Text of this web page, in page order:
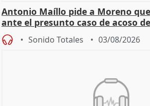
Antonio Maíllo pide a Moreno
ante el presunto caso de acoso
Sonido Totales 03/08/2026